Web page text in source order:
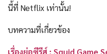
นี้ที่ Netflix เท่านั้น!
บทความที่เกี่ยวข้อง
เรื่องย่อซีรีส์ : Squid Game